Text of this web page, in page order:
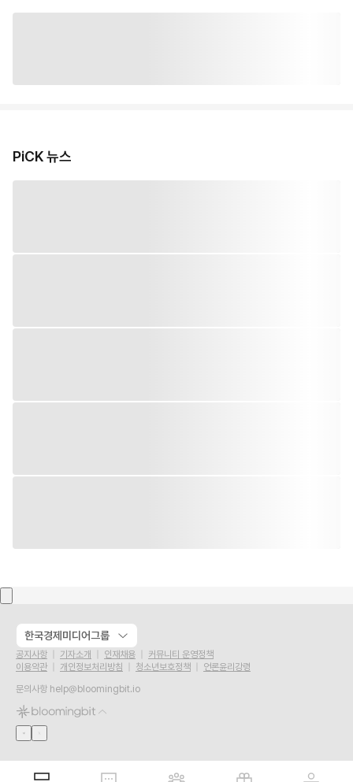
PiCK 뉴스
한국경제미디어그룹
공지사항 기자소개 인재채용
커뮤니티 운영정책
이용약관
개인정보처리방침 청소년보호정책
언론윤리강령
문의사항 help@bloomingbit.io